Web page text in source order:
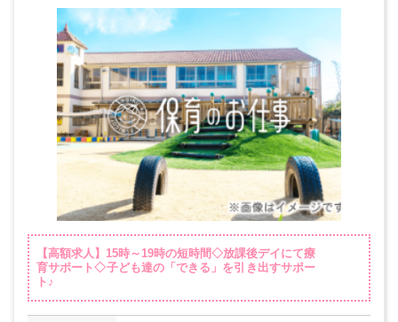
【高額求人】15時～19時の短時間◇放課後デイにて療
育サポート◇子ども達の「できる」を引き出すサポー
ト♪